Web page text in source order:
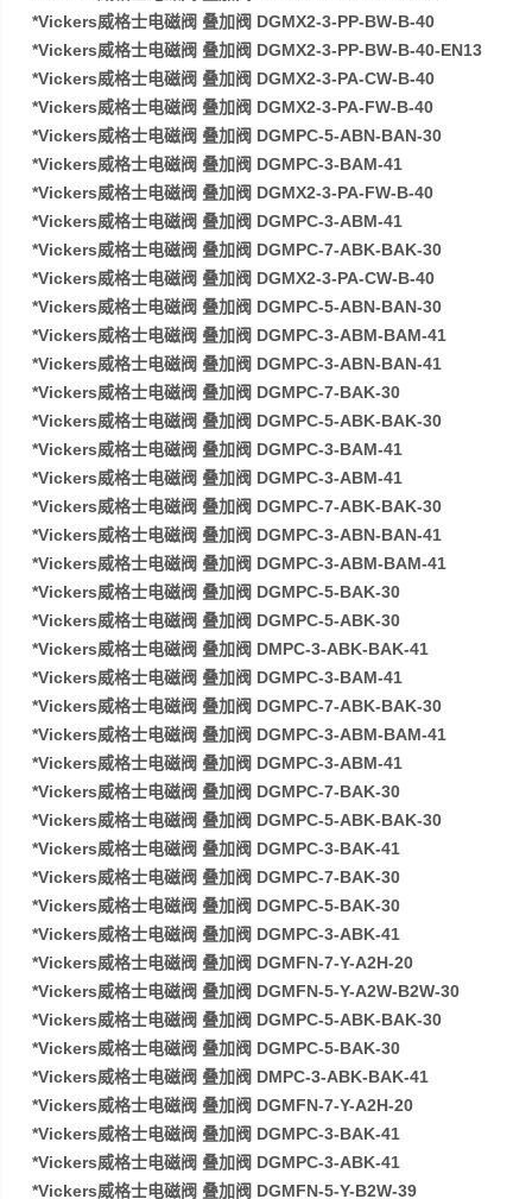
*Vickers威格士电磁阀 叠加阀 DGMX2-3-PP-BW-B-40
*Vickers威格士电磁阀 叠加阀 DGMX2-3-PP-BW-B-40-EN13
*Vickers威格士电磁阀 叠加阀 DGMX2-3-PA-CW-B-40
*Vickers威格士电磁阀 叠加阀 DGMX2-3-PA-FW-B-40
*Vickers威格士电磁阀 叠加阀 DGMPC-5-ABN-BAN-30
*Vickers威格士电磁阀 叠加阀 DGMPC-3-BAM-41
*Vickers威格士电磁阀 叠加阀 DGMX2-3-PA-FW-B-40
*Vickers威格士电磁阀 叠加阀 DGMPC-3-ABM-41
*Vickers威格士电磁阀 叠加阀 DGMPC-7-ABK-BAK-30
*Vickers威格士电磁阀 叠加阀 DGMX2-3-PA-CW-B-40
*Vickers威格士电磁阀 叠加阀 DGMPC-5-ABN-BAN-30
*Vickers威格士电磁阀 叠加阀 DGMPC-3-ABM-BAM-41
*Vickers威格士电磁阀 叠加阀 DGMPC-3-ABN-BAN-41
*Vickers威格士电磁阀 叠加阀 DGMPC-7-BAK-30
*Vickers威格士电磁阀 叠加阀 DGMPC-5-ABK-BAK-30
*Vickers威格士电磁阀 叠加阀 DGMPC-3-BAM-41
*Vickers威格士电磁阀 叠加阀 DGMPC-3-ABM-41
*Vickers威格士电磁阀 叠加阀 DGMPC-7-ABK-BAK-30
*Vickers威格士电磁阀 叠加阀 DGMPC-3-ABN-BAN-41
*Vickers威格士电磁阀 叠加阀 DGMPC-3-ABM-BAM-41
*Vickers威格士电磁阀 叠加阀 DGMPC-5-BAK-30
*Vickers威格士电磁阀 叠加阀 DGMPC-5-ABK-30
*Vickers威格士电磁阀 叠加阀 DMPC-3-ABK-BAK-41
*Vickers威格士电磁阀 叠加阀 DGMPC-3-BAM-41
*Vickers威格士电磁阀 叠加阀 DGMPC-7-ABK-BAK-30
*Vickers威格士电磁阀 叠加阀 DGMPC-3-ABM-BAM-41
*Vickers威格士电磁阀 叠加阀 DGMPC-3-ABM-41
*Vickers威格士电磁阀 叠加阀 DGMPC-7-BAK-30
*Vickers威格士电磁阀 叠加阀 DGMPC-5-ABK-BAK-30
*Vickers威格士电磁阀 叠加阀 DGMPC-3-BAK-41
*Vickers威格士电磁阀 叠加阀 DGMPC-7-BAK-30
*Vickers威格士电磁阀 叠加阀 DGMPC-5-BAK-30
*Vickers威格士电磁阀 叠加阀 DGMPC-3-ABK-41
*Vickers威格士电磁阀 叠加阀 DGMFN-7-Y-A2H-20
*Vickers威格士电磁阀 叠加阀 DGMFN-5-Y-A2W-B2W-30
*Vickers威格士电磁阀 叠加阀 DGMPC-5-ABK-BAK-30
*Vickers威格士电磁阀 叠加阀 DGMPC-5-BAK-30
*Vickers威格士电磁阀 叠加阀 DMPC-3-ABK-BAK-41
*Vickers威格士电磁阀 叠加阀 DGMFN-7-Y-A2H-20
*Vickers威格士电磁阀 叠加阀 DGMPC-3-BAK-41
*Vickers威格士电磁阀 叠加阀 DGMPC-3-ABK-41
*Vickers威格士电磁阀 叠加阀 DGMFN-5-Y-B2W-39